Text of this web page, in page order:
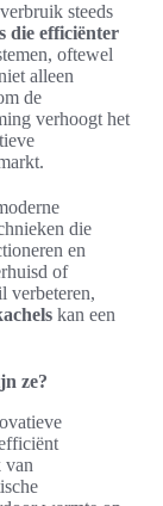
steeds
die efficiënter
oftewel
alleen
de
verhoogt het
die
en
of
verbeteren,
kan een
ze?
van